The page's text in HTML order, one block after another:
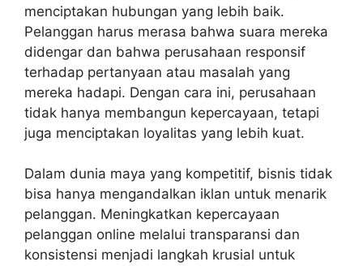
menciptakan hubungan yang lebih baik.
Pelanggan harus merasa bahwa suara mereka
didengar dan bahwa perusahaan responsif
terhadap pertanyaan atau masalah yang
mereka hadapi. Dengan cara ini, perusahaan
tidak hanya membangun kepercayaan, tetapi
juga menciptakan loyalitas yang lebih kuat.
Dalam dunia maya yang kompetitif, bisnis tidak
bisa hanya mengandalkan iklan untuk menarik
pelanggan. Meningkatkan kepercayaan
pelanggan online melalui transparansi dan
konsistensi menjadi langkah krusial untuk